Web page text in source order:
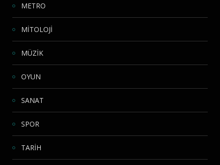
METRO
MİTOLOJİ
MÜZİK
OYUN
SANAT
SPOR
TARİH